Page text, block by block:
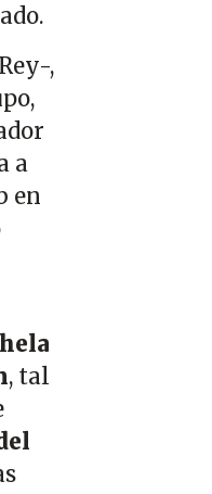
,
a
en
, tal